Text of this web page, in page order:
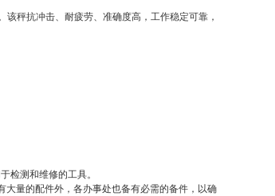
秤抗冲击、耐疲劳、准确度高，工作稳定可靠，
检测和维修的工具。
大量的配件外，各办事处也备有必需的备件，以确